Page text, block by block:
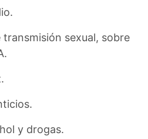
transmisión sexual, sobre
y drogas.